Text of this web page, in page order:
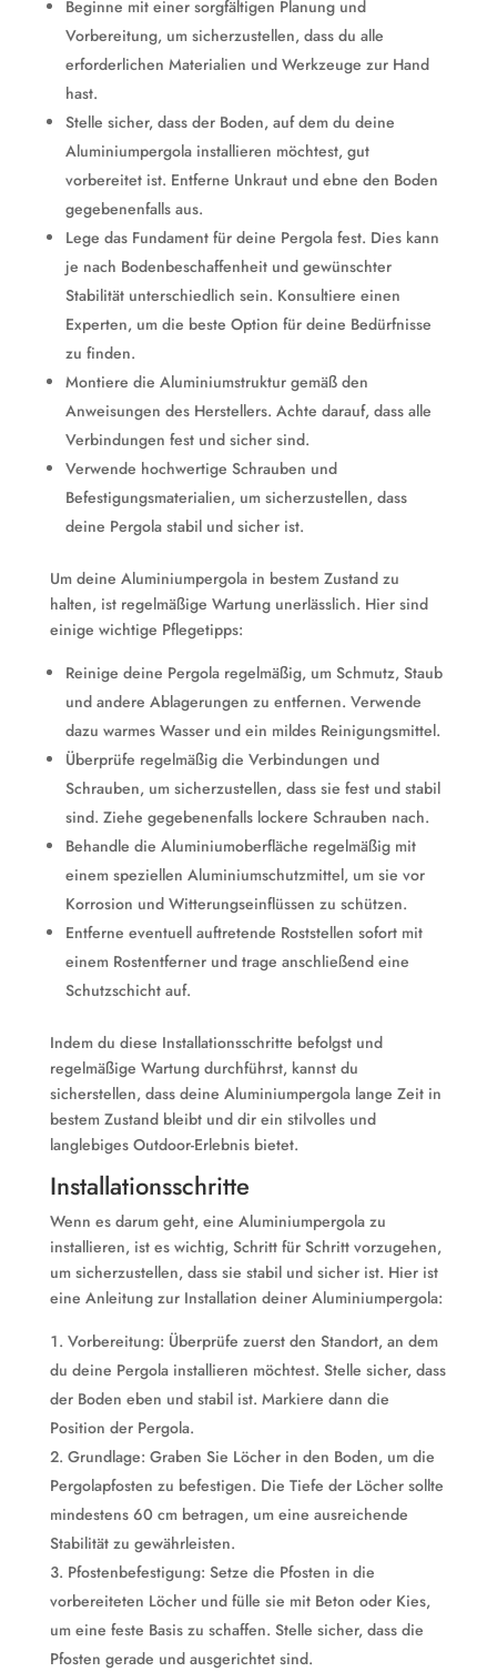
Beginne mit einer sorgfältigen Planung und
Vorbereitung, um sicherzustellen, dass du alle
erforderlichen Materialien und Werkzeuge zur Hand
hast.
Stelle sicher, dass der Boden, auf dem du deine
Aluminiumpergola installieren möchtest, gut
vorbereitet ist. Entferne Unkraut und ebne den Boden
gegebenenfalls aus.
Lege das Fundament für deine Pergola fest. Dies kann
je nach Bodenbeschaffenheit und gewünschter
Stabilität unterschiedlich sein. Konsultiere einen
Experten, um die beste Option für deine Bedürfnisse
zu finden.
Montiere die Aluminiumstruktur gemäß den
Anweisungen des Herstellers. Achte darauf, dass alle
Verbindungen fest und sicher sind.
Verwende hochwertige Schrauben und
Befestigungsmaterialien, um sicherzustellen, dass
deine Pergola stabil und sicher ist.
Um deine Aluminiumpergola in bestem Zustand zu
halten, ist regelmäßige Wartung unerlässlich. Hier sind
einige wichtige Pflegetipps:
Reinige deine Pergola regelmäßig, um Schmutz, Staub
und andere Ablagerungen zu entfernen. Verwende
dazu warmes Wasser und ein mildes Reinigungsmittel.
Überprüfe regelmäßig die Verbindungen und
Schrauben, um sicherzustellen, dass sie fest und stabil
sind. Ziehe gegebenenfalls lockere Schrauben nach.
Behandle die Aluminiumoberfläche regelmäßig mit
einem speziellen Aluminiumschutzmittel, um sie vor
Korrosion und Witterungseinflüssen zu schützen.
Entferne eventuell auftretende Roststellen sofort mit
einem Rostentferner und trage anschließend eine
Schutzschicht auf.
Indem du diese Installationsschritte befolgst und
regelmäßige Wartung durchführst, kannst du
sicherstellen, dass deine Aluminiumpergola lange Zeit in
bestem Zustand bleibt und dir ein stilvolles und
langlebiges Outdoor-Erlebnis bietet.
Installationsschritte
Wenn es darum geht, eine Aluminiumpergola zu
installieren, ist es wichtig, Schritt für Schritt vorzugehen,
um sicherzustellen, dass sie stabil und sicher ist. Hier ist
eine Anleitung zur Installation deiner Aluminiumpergola:
Vorbereitung: Überprüfe zuerst den Standort, an dem
du deine Pergola installieren möchtest. Stelle sicher, dass
der Boden eben und stabil ist. Markiere dann die
Position der Pergola.
Grundlage: Graben Sie Löcher in den Boden, um die
Pergolapfosten zu befestigen. Die Tiefe der Löcher sollte
mindestens 60 cm betragen, um eine ausreichende
Stabilität zu gewährleisten.
Pfostenbefestigung: Setze die Pfosten in die
vorbereiteten Löcher und fülle sie mit Beton oder Kies,
um eine feste Basis zu schaffen. Stelle sicher, dass die
Pfosten gerade und ausgerichtet sind.